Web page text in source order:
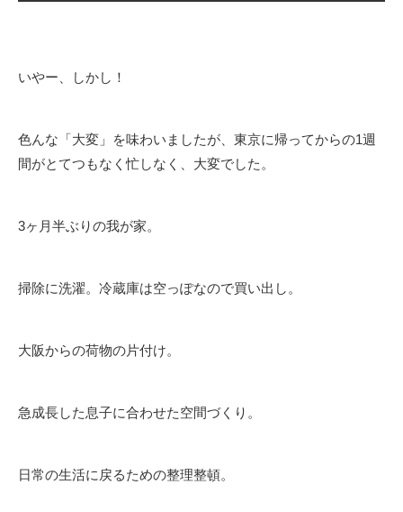
いやー、しかし！
色んな「大変」を味わいましたが、東京に帰ってからの1週
間がとてつもなく忙しなく、大変でした。
3ヶ月半ぶりの我が家。
掃除に洗濯。冷蔵庫は空っぽなので買い出し。
大阪からの荷物の片付け。
急成長した息子に合わせた空間づくり。
日常の生活に戻るための整理整頓。